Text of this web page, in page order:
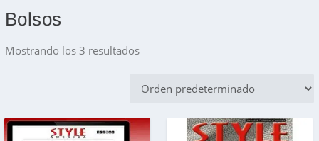
Bolsos
Mostrando los 3 resultados